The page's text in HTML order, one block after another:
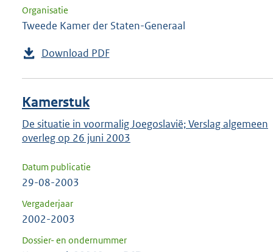
Organisatie
Tweede Kamer der Staten-Generaal
Download PDF
Kamerstuk
De situatie in voormalig Joegoslavië; Verslag algemeen
overleg op 26 juni 2003
Datum publicatie
29-08-2003
Vergaderjaar
2002-2003
Dossier- en ondernummer